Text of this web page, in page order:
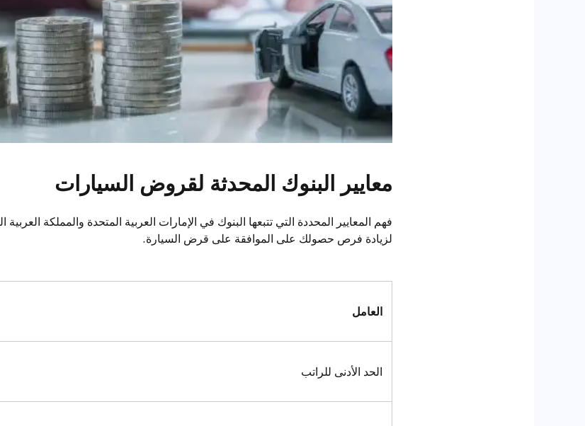
معايير البنوك المحدثة لقروض السيارات
لزيادة فرص حصولك على الموافقة على قرض السيارة.
العامل
الحد الأدنى للراتب